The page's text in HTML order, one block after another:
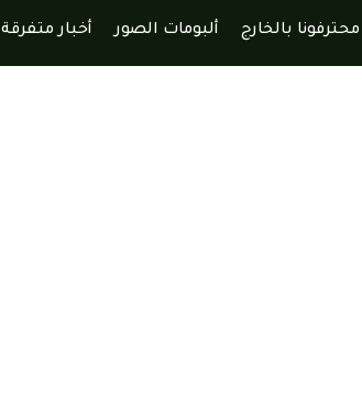
محترفونا بالخارج ألبومات الصور أخبار متفرقة